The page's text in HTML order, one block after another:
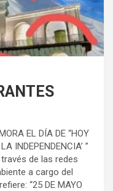
EL DÍA DE “HOY
INDEPENDENCIA’ ”
de las redes
a cargo del
“25 DE MAYO